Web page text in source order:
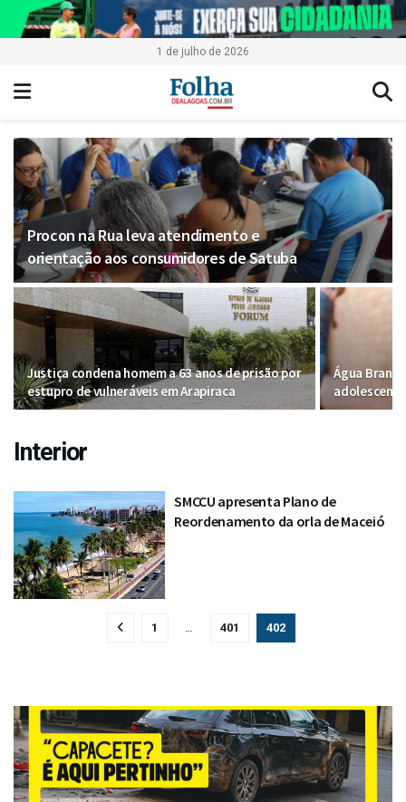
1 de julho de 2026
Procon na Rua leva atendimento e
orientação aos consumidores de Satuba
Justiça condena homem a 63 anos de prisão por
estupro de vulneráveis em Arapiraca
Água
Interior
SMCCU apresenta Plano de
Reordenamento da orla de Maceió
1 … 401 402